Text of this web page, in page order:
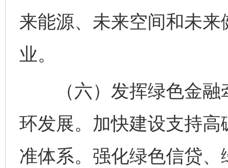
来能源、未来空间和未
业。
（六）发挥绿色金融
环发展。加快建设支持
准体系。强化绿色信贷